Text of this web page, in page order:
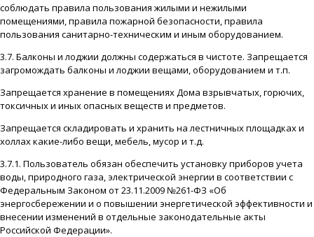
соблюдать правила пользования жилыми и нежилыми
помещениями, правила пожарной безопасности, правила
пользования санитарно-техническим и иным оборудованием.
3.7. Балконы и лоджии должны содержаться в чистоте. Запрещается
загромождать балконы и лоджии вещами, оборудованием и т.п.
Запрещается хранение в помещениях Дома взрывчатых, горючих,
токсичных и иных опасных веществ и предметов.
Запрещается складировать и хранить на лестничных площадках и
холлах какие-либо вещи, мебель, мусор и т.д.
3.7.1. Пользователь обязан обеспечить установку приборов учета
воды, природного газа, электрической энергии в соответствии с
Федеральным Законом от 23.11.2009 №261-ФЗ «Об
энергосбережении и о повышении энергетической эффективности и
внесении изменений в отдельные законодательные акты
Российской Федерации».